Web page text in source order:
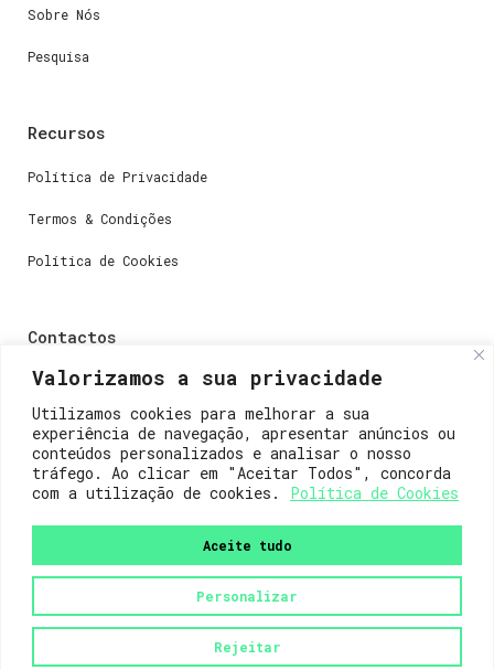
Valorizamos a sua privacidade
Utilizamos cookies para melhorar a sua
experiência de navegação, apresentar anúncios ou
conteúdos personalizados e analisar o nosso
tráfego. Ao clicar em "Aceitar Todos", concorda
com a utilização de cookies.
Política de Cookies
Personalizar
Rejeitar
Aceite tudo
Sobre Nós
Pesquisa
Recursos
Política de Privacidade
Termos & Condições
Política de Cookies
Contactos
Dúvidas ou perguntas envie-nos um e-mail para
Dúvidas de registro ou suporte, envie um e-mail para
support@lisboainnovation.com
2023© Lisboa Innovation. Todos os direitos reservados.